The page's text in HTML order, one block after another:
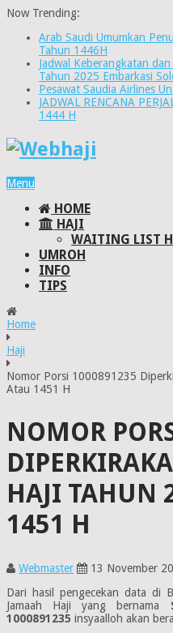
Now Trending:
Arab Saudi Umumkan
Tahun 1446H
Jadwal Keberangkatan
Tahun 2025 Embarkasi
Pesawat Saudia Airlines
JADWAL RENCANA
1444 H
Menu
HOME
HAJI
WAITING LIST
UMROH
INFO
TIPS
Home
Haji
Nomor Porsi 1000891235
Atau 1451 H
NOMOR
HAJI TAHUN
1451 H
Webmaster 13 November
Dari hasil pengecekan data di
Jamaah Haji yang bernama
1000891235 insyaalloh akan